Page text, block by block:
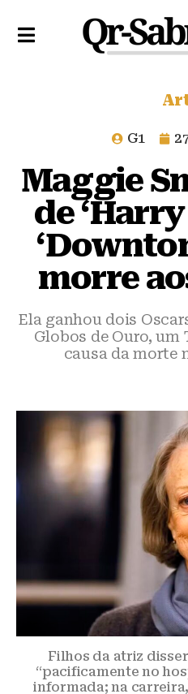
G1
Maggie
de
morre
Ela ganhou dois
Globos de Ouro, um
causa da morte
Filhos da atriz
“pacificamente no
informada; na